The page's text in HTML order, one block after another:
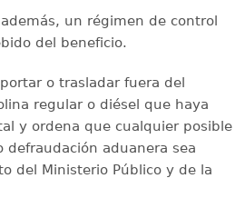
un régimen de control
del beneficio.
o trasladar fuera del
regular o diésel que haya
y ordena que cualquier posible
defraudación aduanera sea
del Ministerio Público y de la